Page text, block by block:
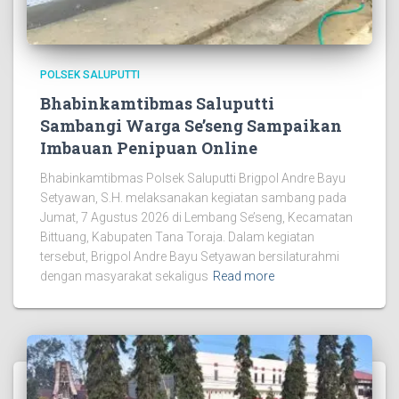
POLSEK SALUPUTTI
Bhabinkamtibmas Saluputti
Sambangi Warga Se’seng Sampaikan
Imbauan Penipuan Online
Bhabinkamtibmas Polsek Saluputti Brigpol Andre Bayu
Setyawan, S.H. melaksanakan kegiatan sambang pada
Jumat, 7 Agustus 2026 di Lembang Se’seng, Kecamatan
Bittuang, Kabupaten Tana Toraja. Dalam kegiatan
tersebut, Brigpol Andre Bayu Setyawan bersilaturahmi
dengan masyarakat sekaligus Read more